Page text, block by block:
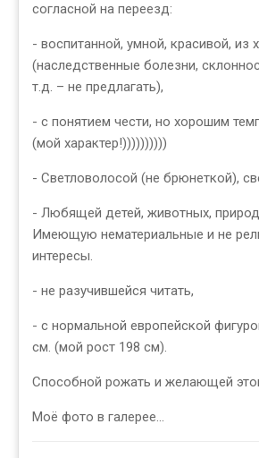
согласной на переезд:
- воспитанной, умной, красивой, из
(наследственные болезни,
т.д. – не предлагать),
- с понятием чести, но хорошим
(мой характер!))))))))))
- Светловолосой (не брюнеткой),
- Любящей детей, животных,
Имеющую нематериальные и не
интересы.
- не разучившейся читать,
- с нормальной европейской
см. (мой рост 198 см).
Способной рожать и желающей
Моё фото в галерее...